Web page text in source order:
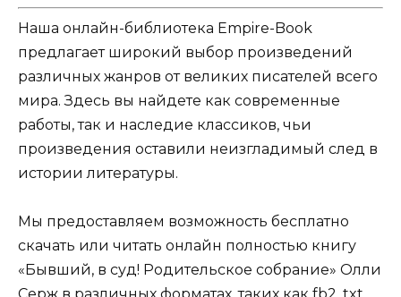
Наша онлайн-библиотека Empire-Book
предлагает широкий выбор произведений
различных жанров от великих писателей всего
мира. Здесь вы найдете как современные
работы, так и наследие классиков, чьи
произведения оставили неизгладимый след в
истории литературы.
Мы предоставляем возможность бесплатно
скачать или читать онлайн полностью книгу
«Бывший, в суд! Родительское собрание» Олли